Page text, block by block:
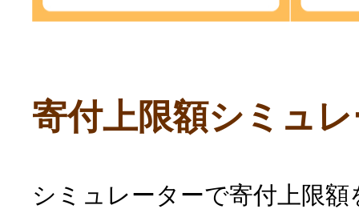
寄付上限額シミュ
シミュレーターで寄付上限